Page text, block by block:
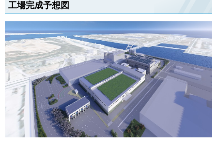
工場完成予想図